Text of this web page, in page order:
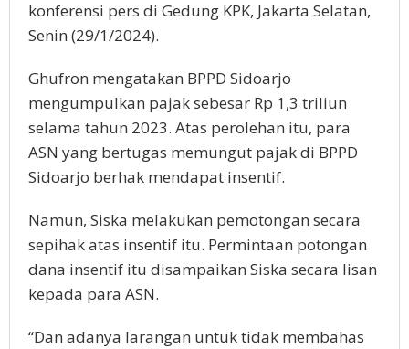
konferensi pers di Gedung KPK, Jakarta Selatan,
Senin (29/1/2024).
Ghufron mengatakan BPPD Sidoarjo
mengumpulkan pajak sebesar Rp 1,3 triliun
selama tahun 2023. Atas perolehan itu, para
ASN yang bertugas memungut pajak di BPPD
Sidoarjo berhak mendapat insentif.
Namun, Siska melakukan pemotongan secara
sepihak atas insentif itu. Permintaan potongan
dana insentif itu disampaikan Siska secara lisan
kepada para ASN.
“Dan adanya larangan untuk tidak membahas